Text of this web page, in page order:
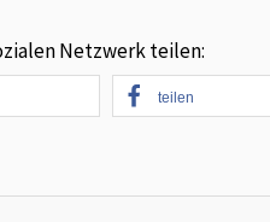
Netzwerk teilen:
teilen